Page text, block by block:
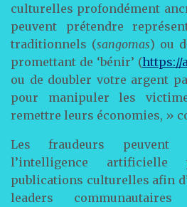
culturelles profondément
peuvent prétendre
traditionnels (sangomas) ou
promettant de ‘bénir’ (https://
ou de doubler votre argent
pour manipuler les
remettre leurs économies, »
Les fraudeurs peuvent
l’intelligence
publications culturelles afin
leaders